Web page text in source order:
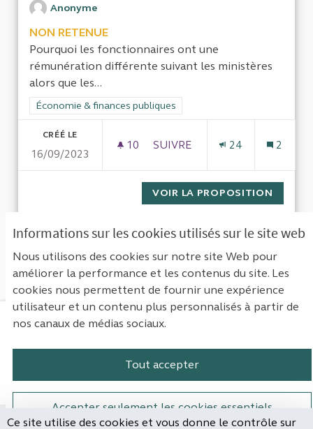
Informations sur les cookies utilisés sur le site web
Nous utilisons des cookies sur notre site Web pour
améliorer la performance et les contenus du site. Les
cookies nous permettent de fournir une expérience
utilisateur et un contenu plus personnalisés à partir de
nos canaux de médias sociaux.
Tout accepter
Accepter seulement les cookies essentiels
Anonyme
NON RETENUE
Pourquoi les fonctionnaires ont une
rémunération différente suivant les ministères
alors que les...
Filtrer les résultats de la catégorie : Économie & finances
Économie & finances publiques
CRÉÉ LE
16/09/2023
10 10 ABONNÉS
SUIVRE
24 2
VOIR LA PROPOSITION
Suivant › Dernière »
Voir toutes les propositions retirées
Mentions légales
Paramètres des cookies
Plateforme de participation de la
Plateforme de participation de la
Plateforme de participation
Plateforme de
Site réalisé par
Ce site utilise des cookies et vous donne le contrôle sur